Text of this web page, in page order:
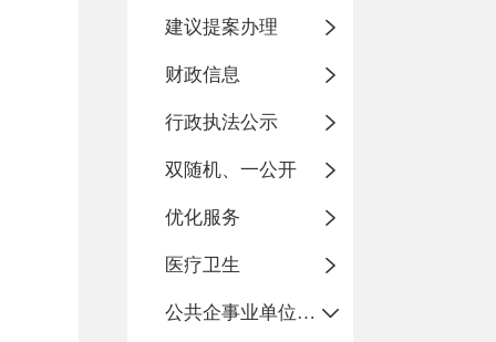
建议提案办理
财政信息
行政执法公示
双随机、一公开
优化服务
医疗卫生
公共企事业单位信息公开